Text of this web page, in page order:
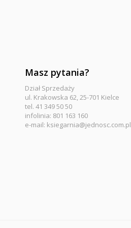
Masz pytania?
Dział Sprzedaży
ul. Krakowska 62, 25-701 Kielce
tel. 41 349 50 50
infolinia: 801 163 160
e-mail: ksiegarnia@jednosc.com.pl